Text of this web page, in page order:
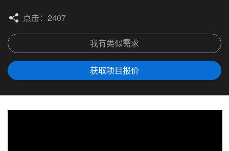
点击：2407
我有类似需求
获取项目报价